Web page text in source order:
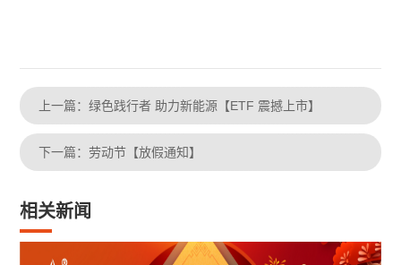
上一篇：绿色践行者 助力新能源【ETF 震撼上市】
下一篇：劳动节【放假通知】
相关新闻